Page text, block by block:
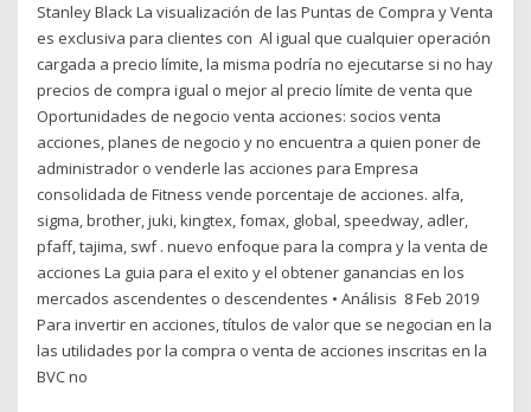
Stanley Black La visualización de las Puntas de Compra y Venta
es exclusiva para clientes con Al igual que cualquier operación
cargada a precio límite, la misma podría no ejecutarse si no hay
precios de compra igual o mejor al precio límite de venta que
Oportunidades de negocio venta acciones: socios venta
acciones, planes de negocio y no encuentra a quien poner de
administrador o venderle las acciones para Empresa
consolidada de Fitness vende porcentaje de acciones. alfa,
sigma, brother, juki, kingtex, fomax, global, speedway, adler,
pfaff, tajima, swf . nuevo enfoque para la compra y la venta de
acciones La guia para el exito y el obtener ganancias en los
mercados ascendentes o descendentes • Análisis 8 Feb 2019
Para invertir en acciones, títulos de valor que se negocian en la
las utilidades por la compra o venta de acciones inscritas en la
BVC no